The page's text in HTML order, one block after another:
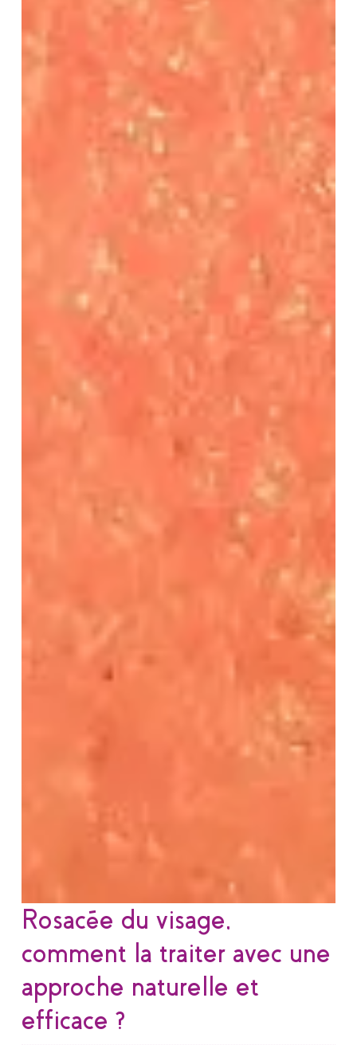
Rosacée du visage,
comment la traiter avec une
approche naturelle et
efficace ?